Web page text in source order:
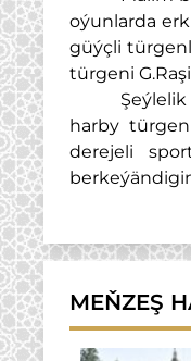
oýunlarda
güýçli
türgeni
harby
derejeli
MEŇZEŞ